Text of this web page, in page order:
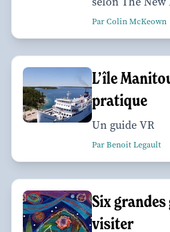
Par Colin McKeown
L’île
pratique
Un guide VR
Par Benoit Legault
Six
visiter